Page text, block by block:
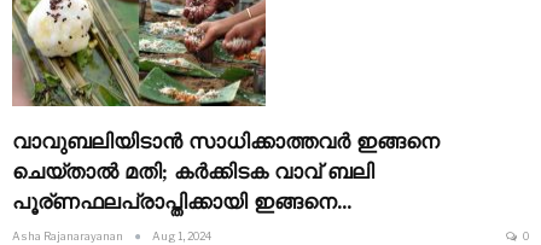
വാവുബലിയിടാൻ സാധിക്കാത്തവർ ഇങ്ങനെ
ചെയ്‌താൽ മതി; കർക്കിടക വാവ് ബലി
പൂര്ണഫലപ്രാപ്തിക്കായി ഇങ്ങനെ…
Asha Rajanarayanan Aug 1, 2024 0